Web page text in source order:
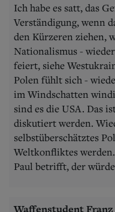
Ich habe es satt, das
Verständigung, wenn
den Kürzeren ziehen,
Nationalismus -
feiert, siehe
Polen fühlt sich -
im Windschatten
sind es die USA. Das
diskutiert werden.
selbstüberschätztes
Weltkonfliktes
Paul betrifft, der
Waffenstudent Franz